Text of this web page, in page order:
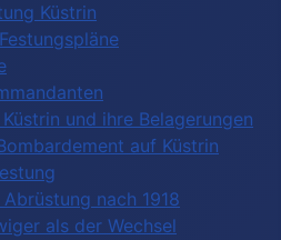
Küstrin
und ihre Belagerungen
auf Küstrin
nach 1918
als der Wechsel